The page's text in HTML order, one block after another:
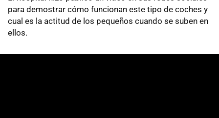
para demostrar cómo funcionan este tipo de coches y
cual es la actitud de los pequeños cuando se suben en
ellos.